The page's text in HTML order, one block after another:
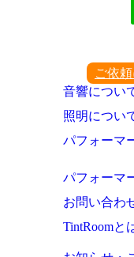
ご依
音響につい
照明につい
パフォーマ
パフォーマ
お問い合わ
TintRoomと